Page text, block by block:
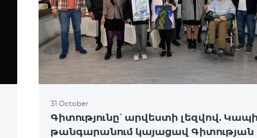
31 October
Գիտությունը՝ արվեստի լեզվով.
թանգարանում կայացավ Գիտության